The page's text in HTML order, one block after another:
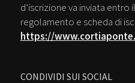
d’iscrizione va inviata entro
regolamento e scheda di
https://
CONDIVIDI SUI SOCIAL